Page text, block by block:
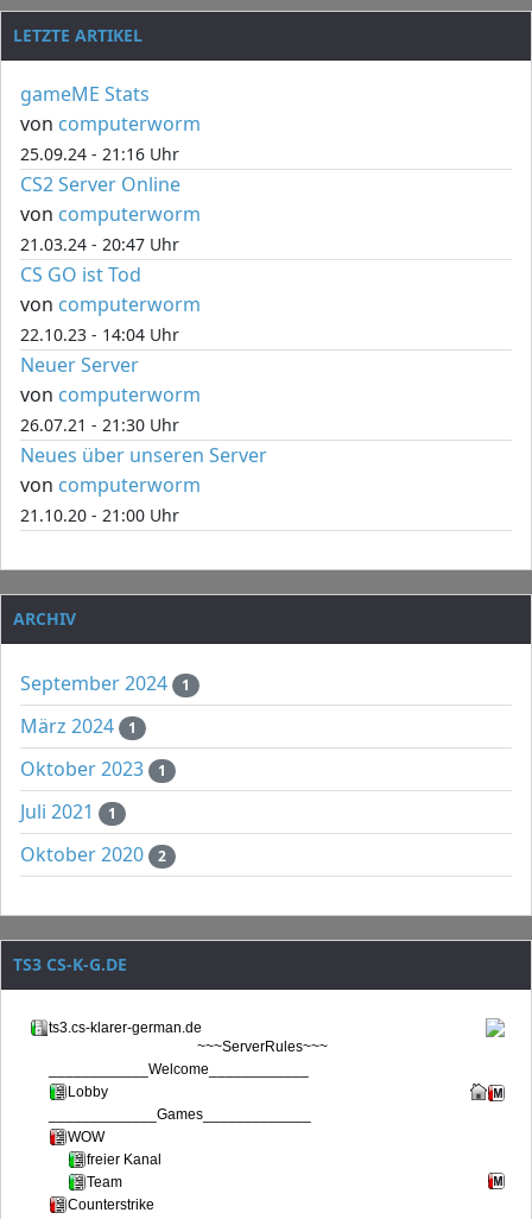
LETZTE ARTIKEL
gameME Stats
von computerworm
25.09.24 - 21:16 Uhr
CS2 Server Online
von computerworm
21.03.24 - 20:47 Uhr
CS GO ist Tod
von computerworm
22.10.23 - 14:04 Uhr
Neuer Server
von computerworm
26.07.21 - 21:30 Uhr
Neues über unseren Server
von computerworm
21.10.20 - 21:00 Uhr
ARCHIV
September 2024 1
März 2024 1
Oktober 2023 1
Juli 2021 1
Oktober 2020 2
TS3 CS-K-G.DE